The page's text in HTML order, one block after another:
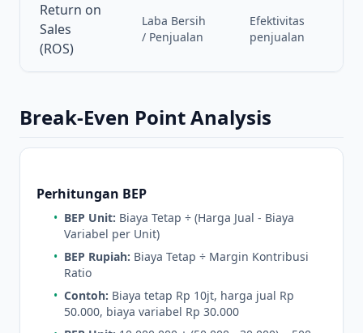
Return on
Sales
(ROS)
Laba Bersih
/ Penjualan
Efektivitas
penjualan
Break-Even Point Analysis
Perhitungan BEP
• BEP Unit: Biaya Tetap ÷ (Harga Jual - Biaya
Variabel per Unit)
• BEP Rupiah: Biaya Tetap ÷ Margin Kontribusi
Ratio
• Contoh: Biaya tetap Rp 10jt, harga jual Rp
50.000, biaya variabel Rp 30.000